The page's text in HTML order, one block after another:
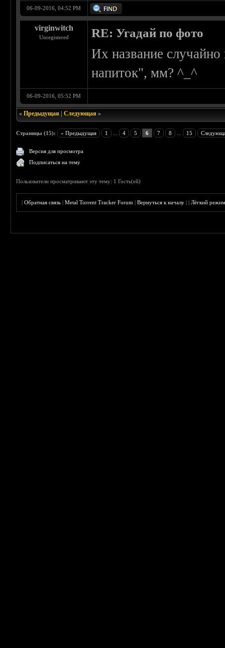
06-09-2016, 04:52 PM
virginwitch
Unregistered RE: Угадай по фото
Их название
напиток", мм? ^_^
06-09-2016, 05:52 PM
«Предыдущая |Следующая »
Страницы (15): « Предыдущая 1 4 5 6 7 8 15
Версия для просмотра
Подписаться на тему
Пользователи просматривают эту тему: 1 Гость(ей)
|Обратная связь |Metal Torrent Tracker Forum |Вернуться к началу ||Лёгкий